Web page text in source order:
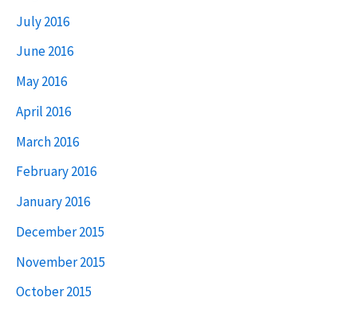
July 2016
June 2016
May 2016
April 2016
March 2016
February 2016
January 2016
December 2015
November 2015
October 2015